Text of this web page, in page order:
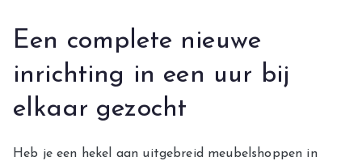
Een complete nieuwe
inrichting in een uur bij
elkaar gezocht
Heb je een hekel aan uitgebreid meubelshoppen in